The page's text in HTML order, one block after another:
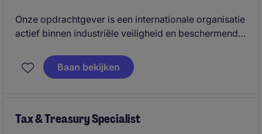
Onze opdrachtgever is een internationale organisatie
actief binnen industriële veiligheid en beschermende
hoogwaardige, gespecialiseerde producten.
Oorspronkelijk gestart als familiebedrijf, heeft de
en samenwerkingsgerichte cultuur.
Baan bekijken
Tax & Treasury Specialist